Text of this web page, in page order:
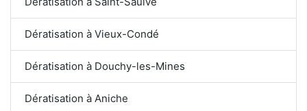
Dératisation à Vieux-Condé
Dératisation à Douchy-les-Mines
Dératisation à Aniche